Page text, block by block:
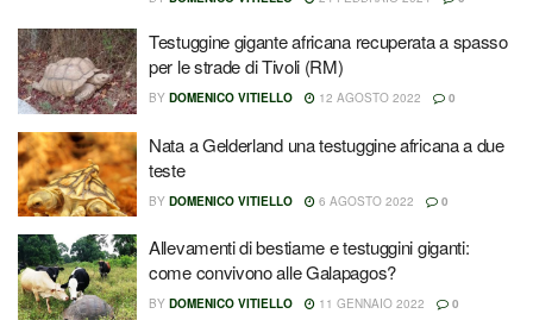
Testuggine gigante africana recuperata a spasso
per le strade di Tivoli (RM)
BY DOMENICO VITIELLO 12 AGOSTO 2022 0
Nata a Gelderland una testuggine africana a due
teste
BY DOMENICO VITIELLO 6 AGOSTO 2022 0
Allevamenti di bestiame e testuggini giganti:
come convivono alle Galapagos?
BY DOMENICO VITIELLO 11 GENNAIO 2022 0